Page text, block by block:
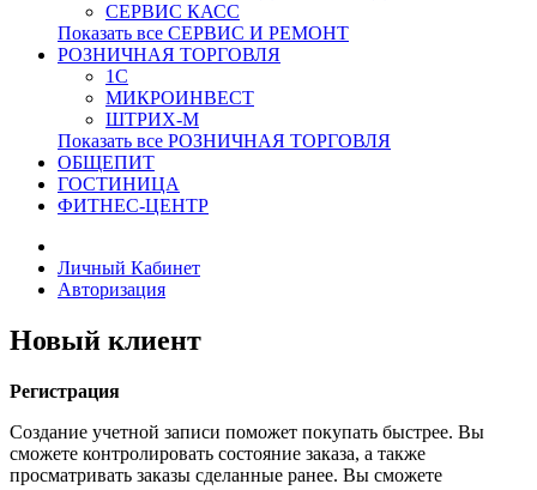
СЕРВИС КАСС
Показать все СЕРВИС И РЕМОНТ
РОЗНИЧНАЯ ТОРГОВЛЯ
1С
МИКРОИНВЕСТ
ШТРИХ-М
Показать все РОЗНИЧНАЯ ТОРГОВЛЯ
ОБЩЕПИТ
ГОСТИНИЦА
ФИТНЕС-ЦЕНТР
Личный Кабинет
Авторизация
Новый клиент
Регистрация
Создание учетной записи поможет покупать быстрее. Вы
сможете контролировать состояние заказа, а также
просматривать заказы сделанные ранее. Вы сможете